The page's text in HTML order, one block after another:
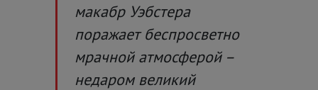
макабр Уэбстера
поражает беспросветно
мрачной атмосферой –
недаром великий